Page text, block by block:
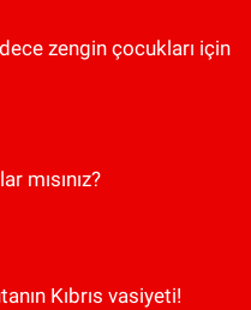
zengin çocukları için
mısınız?
Kıbrıs vasiyeti!